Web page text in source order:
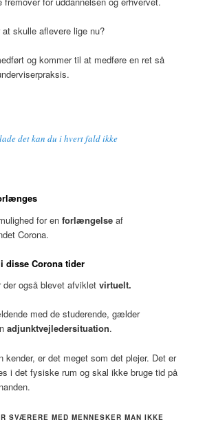
skulle aflevere lige nu?
og kommer til at medføre en ret så
det kan du i hvert fald ikke
for enforlængelse af
Corona.
disse Corona tider
der også blevet afvikletvirtuelt.
med de studerende, gælder
adjunktvejledersituation.
kender, er det meget som det plejer. Det er
i det fysiske rum og skal ikke bruge tid på
SVÆRERE MED MENNESKER MAN IKKE